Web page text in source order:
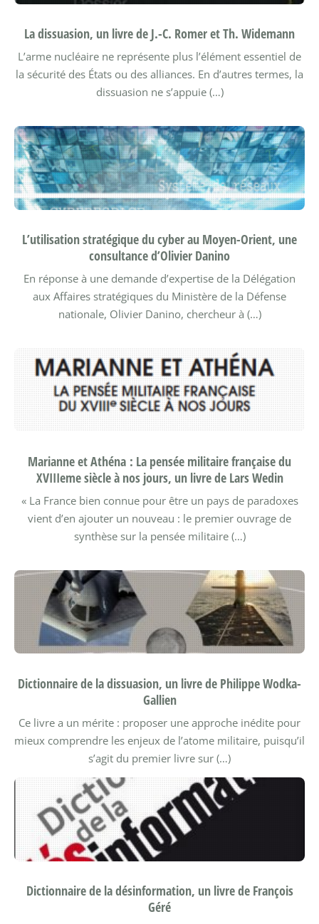
La dissuasion, un livre de J.-C. Romer et Th. Widemann
L’arme nucléaire ne représente plus l’élément essentiel de
la sécurité des États ou des alliances. En d’autres termes, la
dissuasion ne s’appuie (…)
L’utilisation stratégique du cyber au Moyen-Orient, une
consultance d’Olivier Danino
En réponse à une demande d’expertise de la Délégation
aux Affaires stratégiques du Ministère de la Défense
nationale, Olivier Danino, chercheur à (…)
Marianne et Athéna : La pensée militaire française du
XVIIIeme siècle à nos jours, un livre de Lars Wedin
« La France bien connue pour être un pays de paradoxes
vient d’en ajouter un nouveau : le premier ouvrage de
synthèse sur la pensée militaire (…)
Dictionnaire de la dissuasion, un livre de Philippe Wodka-
Gallien
Ce livre a un mérite : proposer une approche inédite pour
mieux comprendre les enjeux de l’atome militaire, puisqu’il
s’agit du premier livre sur (…)
Dictionnaire de la désinformation, un livre de François
Géré